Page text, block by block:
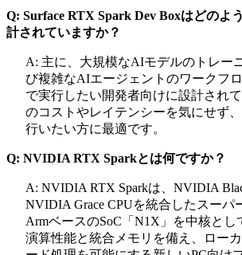
Q: Surface RTX Spark Dev Boxはどのよ
計されていますか？
A: 主に、大規模なAIモデルのトレー
び複雑なAIエージェントのワークフ
で実行したい開発者向けに設計され
のコストやレイテンシーを気にせず
行いたい方に最適です。
Q: NVIDIA RTX Sparkとは何ですか？
A: NVIDIA RTX Sparkは、NVIDIA
NVIDIA Grace CPUを統合したスーパ
ArmベースのSoC「N1X」を中核と
演算性能と統合メモリを備え、ロー